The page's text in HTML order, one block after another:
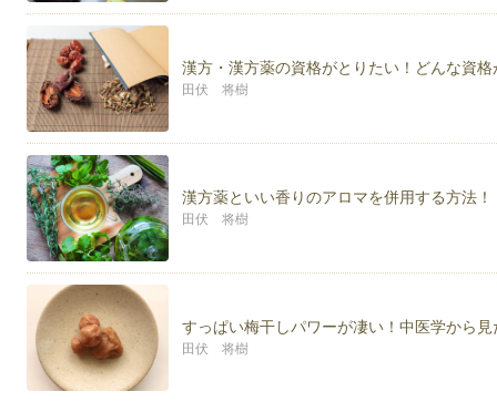
漢方・漢方薬の資格がとりたい！どんな資格
田伏 将樹
漢方薬といい香りのアロマを併用する方法
田伏 将樹
すっぱい梅干しパワーが凄い！中医学から
田伏 将樹